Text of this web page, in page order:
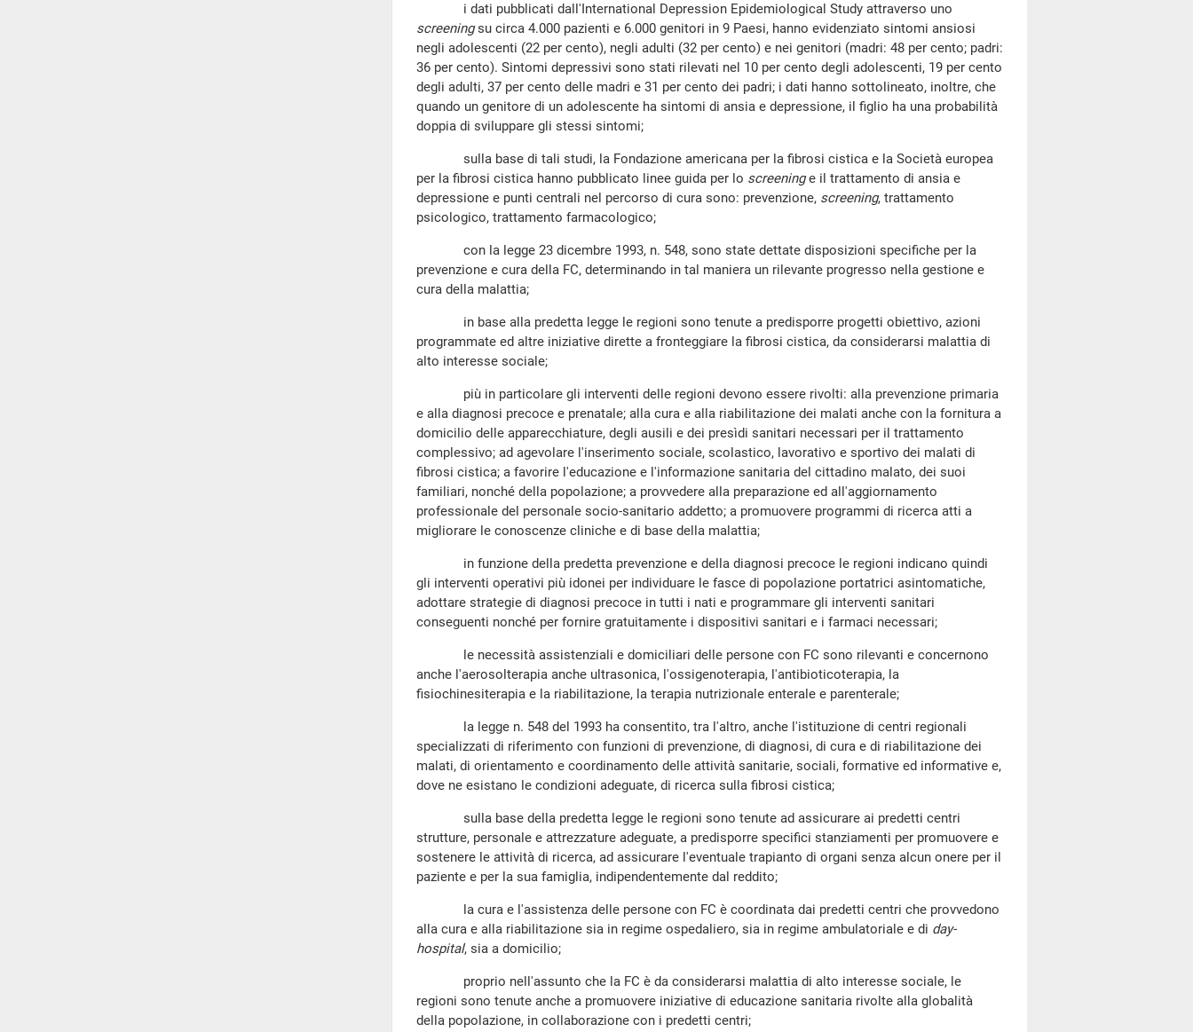
i dati pubblicati dall'International Depression Epidemiological Study attraverso uno
screeningsu circa 4.000 pazienti e 6.000 genitori in 9 Paesi, hanno evidenziato sintomi ansiosi
negli adolescenti (22 per cento), negli adulti (32 per cento) e nei genitori (madri: 48 per cento; padri:
36 per cento). Sintomi depressivi sono stati rilevati nel 10 per cento degli adolescenti, 19 per cento
degli adulti, 37 per cento delle madri e 31 per cento dei padri; i dati hanno sottolineato, inoltre, che
quando un genitore di un adolescente ha sintomi di ansia e depressione, il figlio ha una probabilità
doppia di sviluppare gli stessi sintomi;
sulla base di tali studi, la Fondazione americana per la fibrosi cistica e la Società europea
per la fibrosi cistica hanno pubblicato linee guida per lo screeninge il trattamento di ansia e
depressione e punti centrali nel percorso di cura sono: prevenzione, screening, trattamento
psicologico, trattamento farmacologico;
con la legge 23 dicembre 1993, n. 548, sono state dettate disposizioni specifiche per la
prevenzione e cura della FC, determinando in tal maniera un rilevante progresso nella gestione e
cura della malattia;
in base alla predetta legge le regioni sono tenute a predisporre progetti obiettivo, azioni
programmate ed altre iniziative dirette a fronteggiare la fibrosi cistica, da considerarsi malattia di
alto interesse sociale;
più in particolare gli interventi delle regioni devono essere rivolti: alla prevenzione primaria
e alla diagnosi precoce e prenatale; alla cura e alla riabilitazione dei malati anche con la fornitura a
domicilio delle apparecchiature, degli ausili e dei presìdi sanitari necessari per il trattamento
complessivo; ad agevolare l'inserimento sociale, scolastico, lavorativo e sportivo dei malati di
fibrosi cistica; a favorire l'educazione e l'informazione sanitaria del cittadino malato, dei suoi
familiari, nonché della popolazione; a provvedere alla preparazione ed all'aggiornamento
professionale del personale socio-sanitario addetto; a promuovere programmi di ricerca atti a
migliorare le conoscenze cliniche e di base della malattia;
in funzione della predetta prevenzione e della diagnosi precoce le regioni indicano quindi
gli interventi operativi più idonei per individuare le fasce di popolazione portatrici asintomatiche,
adottare strategie di diagnosi precoce in tutti i nati e programmare gli interventi sanitari
conseguenti nonché per fornire gratuitamente i dispositivi sanitari e i farmaci necessari;
le necessità assistenziali e domiciliari delle persone con FC sono rilevanti e concernono
anche l'aerosolterapia anche ultrasonica, l'ossigenoterapia, l'antibioticoterapia, la
fisiochinesiterapia e la riabilitazione, la terapia nutrizionale enterale e parenterale;
la legge n. 548 del 1993 ha consentito, tra l'altro, anche l'istituzione di centri regionali
specializzati di riferimento con funzioni di prevenzione, di diagnosi, di cura e di riabilitazione dei
malati, di orientamento e coordinamento delle attività sanitarie, sociali, formative ed informative e,
dove ne esistano le condizioni adeguate, di ricerca sulla fibrosi cistica;
sulla base della predetta legge le regioni sono tenute ad assicurare ai predetti centri
strutture, personale e attrezzature adeguate, a predisporre specifici stanziamenti per promuovere e
sostenere le attività di ricerca, ad assicurare l'eventuale trapianto di organi senza alcun onere per il
paziente e per la sua famiglia, indipendentemente dal reddito;
la cura e l'assistenza delle persone con FC è coordinata dai predetti centri che provvedono
alla cura e alla riabilitazione sia in regime ospedaliero, sia in regime ambulatoriale e di day-
hospital, sia a domicilio;
proprio nell'assunto che la FC è da considerarsi malattia di alto interesse sociale, le
regioni sono tenute anche a promuovere iniziative di educazione sanitaria rivolte alla globalità
della popolazione, in collaborazione con i predetti centri;